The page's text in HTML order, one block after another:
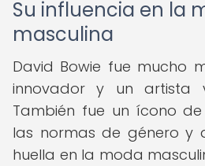
Su influencia en la
masculina
David Bowie fue mucho
innovador y un artista
También fue un ícono
las normas de género y
huella en la moda